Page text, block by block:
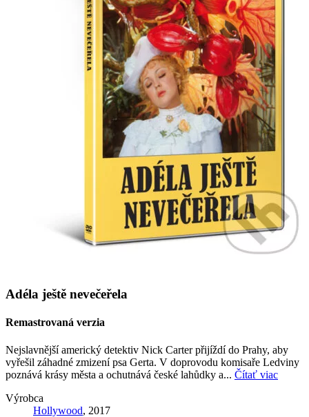
Adéla ještě nevečeřela
Remastrovaná verzia
Nejslavnější americký detektiv Nick Carter přijíždí do Prahy, aby
vyřešil záhadné zmizení psa Gerta. V doprovodu komisaře Ledviny
poznává krásy města a ochutnává české lahůdky a... Čítať viac
Výrobca
Hollywood, 2017